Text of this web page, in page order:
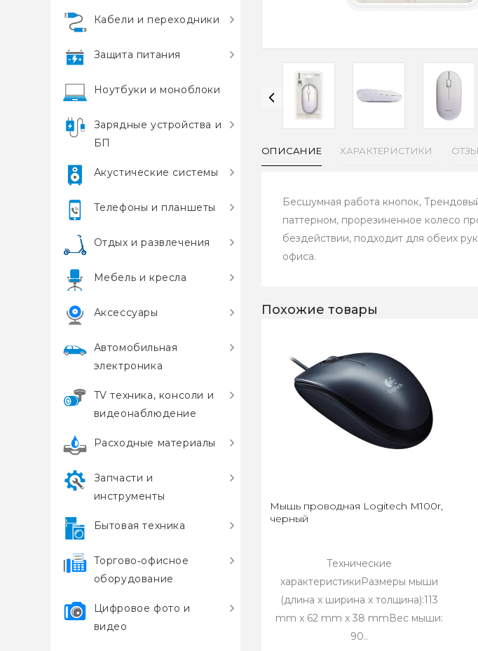
Кабели и переходники
Защита питания
Ноутбуки и моноблоки
Зарядные устройства и
БП
Акустические системы
Телефоны и планшеты
Отдых и развлечения
Мебель и кресла
Аксессуары
Автомобильная
электроника
TV техника, консоли и
видеонаблюдение
Расходные материалы
Запчасти и
инструменты
Бытовая техника
Торгово‑офисное
оборудование
Цифровое фото и
видео
ОПИСАНИЕ ХАРАКТЕРИСТИКИ
Бесшумная работа кнопок,
паттерном, прорезиненное колесо
бездействии, подходит для обеих
офиса.
Похожие товары
Мышь проводная Logitech M100r,
черный
Технические
характеристикиРазмеры мыши
(длина х ширина х толщина):113
mm x 62 mm x 38 mmВес мыши:
90..